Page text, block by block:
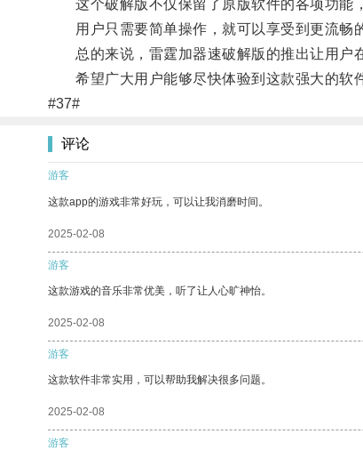
这个破解版不仅保留了原版软件的各项功能
用户只需要简单操作，就可以享受到更流畅的
总的来说，雷霆加器速破解版的推出让用户
希望广大用户能够尽快体验到这款强大的软件
#37#
评论
游客
这款app的游戏非常好玩，可以让我消磨时间。
2025-02-08
游客
这款游戏的音乐非常优美，听了让人心旷神怡。
2025-02-08
游客
这款软件非常实用，可以帮助我解决很多问题。
2025-02-08
游客